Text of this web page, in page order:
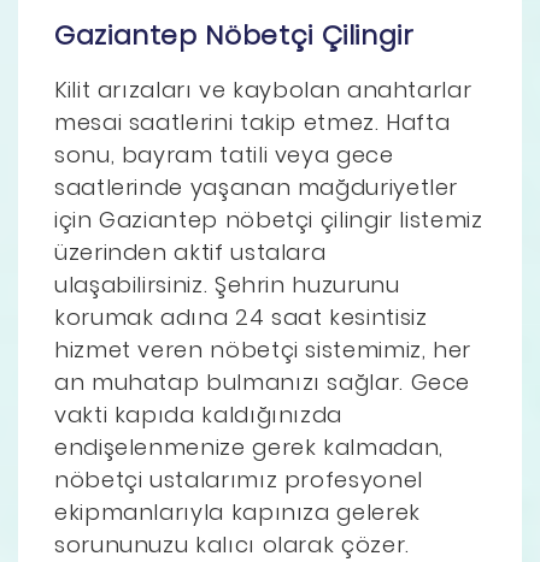
Gaziantep Nöbetçi Çilingir
Kilit arızaları ve kaybolan anahtarlar
mesai saatlerini takip etmez. Hafta
sonu, bayram tatili veya gece
saatlerinde yaşanan mağduriyetler
için Gaziantep nöbetçi çilingir listemiz
üzerinden aktif ustalara
ulaşabilirsiniz. Şehrin huzurunu
korumak adına 24 saat kesintisiz
hizmet veren nöbetçi sistemimiz, her
an muhatap bulmanızı sağlar. Gece
vakti kapıda kaldığınızda
endişelenmenize gerek kalmadan,
nöbetçi ustalarımız profesyonel
ekipmanlarıyla kapınıza gelerek
sorununuzu kalıcı olarak çözer.